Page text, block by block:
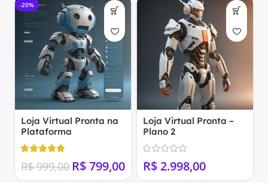
-20%
Loja Virtual Pronta na
Plataforma
NuvemShop
R$999,00 R$799,00
Loja Virtual Pronta –
Plano 2
R$